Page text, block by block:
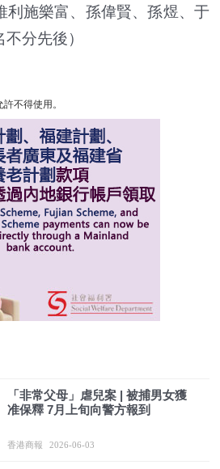
利施樂富、孫偉賢、孫煜、于
分先後）
不得使用。
「非常父母」虐兒案 | 被捕男女獲
准保釋 7月上旬向警方報到
香港商報 2026-06-03